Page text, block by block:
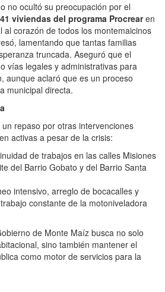
no ocultó su preocupación por el
41 viviendas del programa Procrearen
al corazón de todos los montemaicinos
lamentando que tantas familias
truncada. Aseguró que el
vías legales y administrativas para
aunque aclaró que es un proceso
municipal directa.
repaso por otras intervenciones
activas a pesar de la crisis:
de trabajos en las calles Misiones
del Barrio Gobato y del Barrio Santa
intensivo, arreglo de bocacalles y
constante de la motoniveladora
de Monte Maíz busca no solo
sino también mantener el
como motor de servicios para la